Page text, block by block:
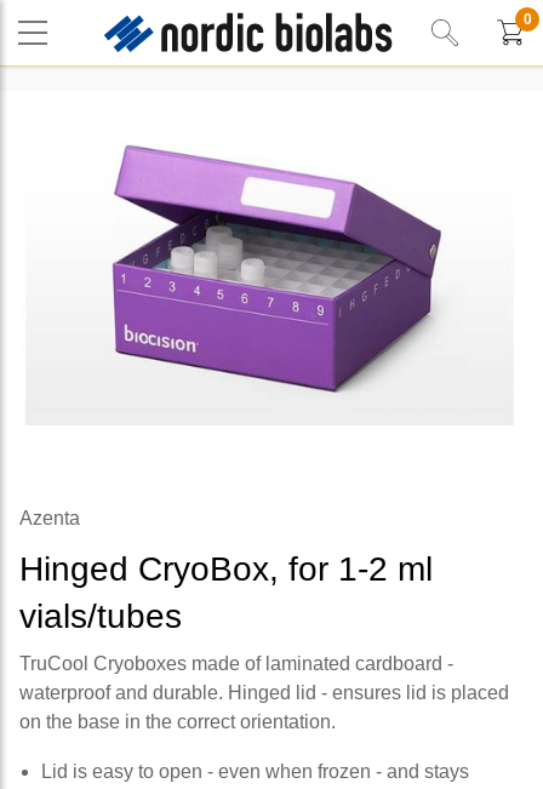
0
Azenta
Hinged CryoBox, for 1-2 ml
vials/tubes
TruCool Cryoboxes made of laminated cardboard -
waterproof and durable. Hinged lid - ensures lid is placed
on the base in the correct orientation.
Lid is easy to open - even when frozen - and stays